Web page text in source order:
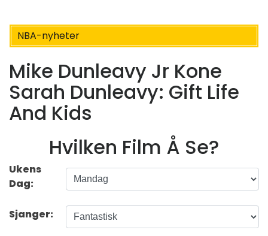
NBA-nyheter
Mike Dunleavy Jr Kone
Sarah Dunleavy: Gift Life
And Kids
Hvilken Film Å Se?
Ukens
Dag:
Sjanger: